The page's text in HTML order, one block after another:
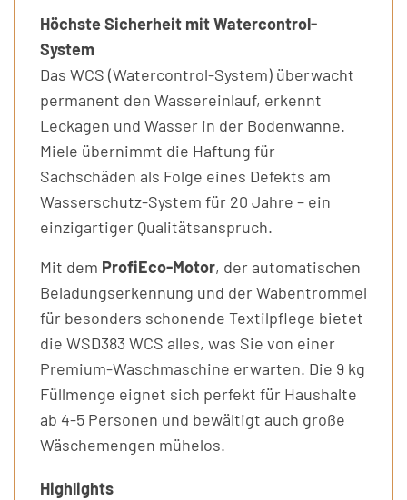
Höchste Sicherheit mit Watercontrol-
System
Das WCS (Watercontrol-System) überwacht
permanent den Wassereinlauf, erkennt
Leckagen und Wasser in der Bodenwanne.
Miele übernimmt die Haftung für
Sachschäden als Folge eines Defekts am
Wasserschutz-System für 20 Jahre – ein
einzigartiger Qualitätsanspruch.
Mit dem ProfiEco-Motor, der automatischen
Beladungserkennung und der Wabentrommel
für besonders schonende Textilpflege bietet
die WSD383 WCS alles, was Sie von einer
Premium-Waschmaschine erwarten. Die 9 kg
Füllmenge eignet sich perfekt für Haushalte
ab 4-5 Personen und bewältigt auch große
Wäschemengen mühelos.
Highlights